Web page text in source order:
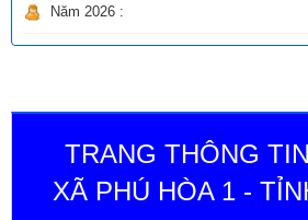
Năm 2026 :
TRANG THÔNG
XÃ PHÚ HÒA 1 -